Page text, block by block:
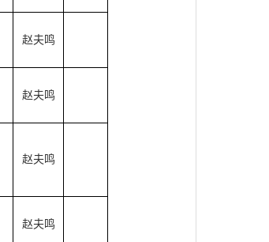
赵夫鸣
赵夫鸣
赵夫鸣
赵夫鸣